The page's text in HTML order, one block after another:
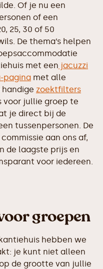
Of je nu een
of een
25, 30 of 50
De thema’s helpen
met een jacuzzi
pagina met alle
zoektfilters
voor jullie groep te
je direct bij de
tussenpersonen. De
aan ons af,
de laagste prijs en
voor iedereen.
groepen
hebben we
je kunt niet alleen
de grootte van jullie